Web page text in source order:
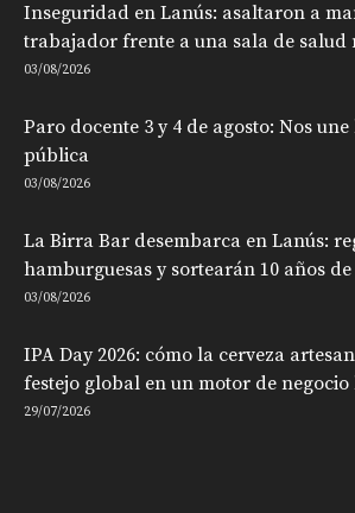
Inseguridad en Lanús: asaltaron a
trabajador frente a una sala de salud
03/08/2026
Paro docente 3 y 4 de agosto: Nos
pública
03/08/2026
La Birra Bar desembarca en Lanús:
hamburguesas y sortearán 10 años
03/08/2026
IPA Day 2026: cómo la cerveza
festejo global en un motor de
29/07/2026